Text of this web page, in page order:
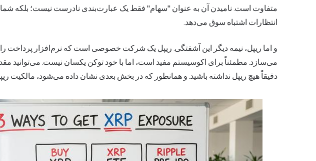
متفاوت است. نامیدن آن به عنوان "سهام" فقط یک عبارت‌بندی نادرست نیست؛ بلکه شما
انتظارات اشتباه سوق می‌دهد.
دقیقاً هیچ ریپل نداشته باشید. و همانطور که در بخش بعدی نشان داده می‌شود،